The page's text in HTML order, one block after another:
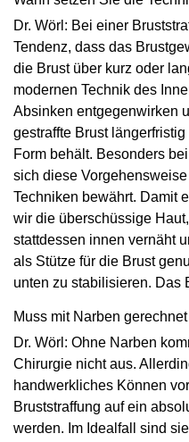
Dr. Wörl: Bei einer
Tendenz, dass das
die Brust über kurz oder
modernen Technik des
Absinken entgegenwirken
gestraffte Brust
Form behält. Besonders
sich diese
Techniken bewährt. Damit
wir die überschüssige
stattdessen innen vernäht
als Stütze für die Brust
unten zu stabilisieren. Das
Muss mit Narben
Dr. Wörl: Ohne Narben
Chirurgie nicht aus.
handwerkliches Können
Bruststraffung auf ein
werden. Im Idealfall sind